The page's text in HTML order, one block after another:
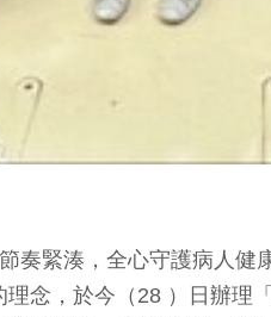
奏緊湊，全心守護病人
念，於今（28 ）日辦